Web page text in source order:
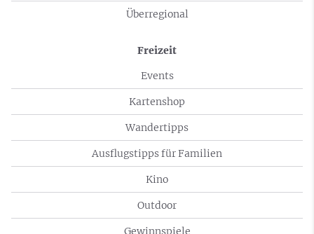
Überregional
Freizeit
Events
Kartenshop
Wandertipps
Ausflugstipps für Familien
Kino
Outdoor
Gewinnspiele